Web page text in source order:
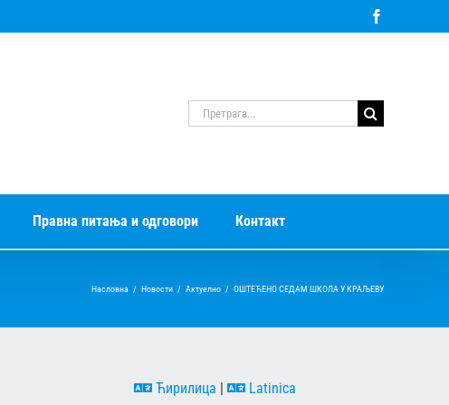
Претрага
за:
Правна питања и одговори Контакт
Насловна / Новости / Актуелно / ОШТЕЋЕНО СЕДАМ ШКОЛА У КРАЉЕВУ
Ћирилица Latinica